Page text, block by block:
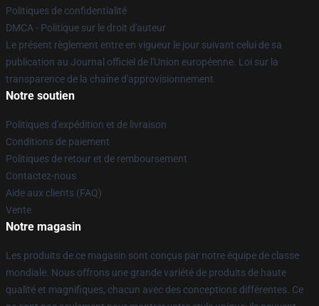
Politiques de confidentialité
DMCA - Politique sur le droit d'auteur
Le présent règlement entre en vigueur le jour suivant celui de sa
publication au Journal officiel de l'Union européenne. Loi sur la
transparence de la chaîne d'approvisionnement
Notre soutien
Politiques d'expédition et de livraison
Conditions de paiement
Politiques de retour et de remboursement
Contactez-nous
Aide aux clients (FAQ)
Vente
Notre magasin
Les produits de ce magasin sont conçus par notre équipe de classe
mondiale. Nous offrons une grande variété de produits de haute
qualité et magnifiques, chacun avec des conceptions différentes. Ce